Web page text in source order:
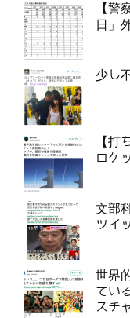
【警
日」
少し
【打
ロケ
文部
ツイ
世界
てい
スチ